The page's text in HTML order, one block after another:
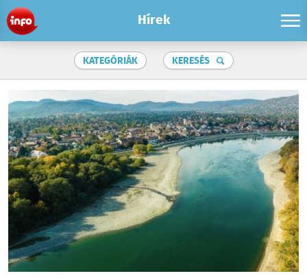
Hírek
KATEGÓRIÁK KERESÉS